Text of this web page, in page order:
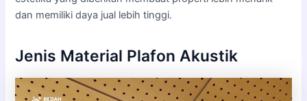
dan memiliki daya jual lebih tinggi.
Jenis Material Plafon Akustik